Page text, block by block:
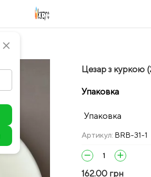
close
Цезар з куркою
Упаковка
Упаковка
Артикул: BRB-31-1
remove add
162.00 грн